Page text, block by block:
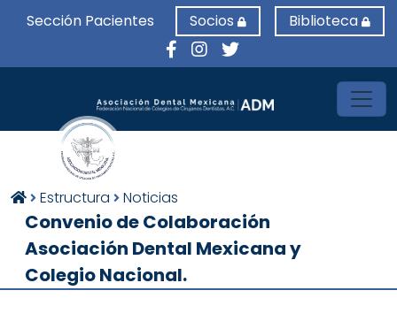
Sección Pacientes Socios Biblioteca
Estructura Noticias
Convenio de Colaboración
Asociación Dental Mexicana y
Colegio Nacional.